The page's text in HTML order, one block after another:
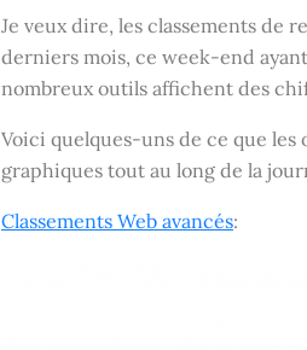
Je veux dire, les classements de
derniers mois, ce week-end
nombreux outils affichent des
Voici quelques-uns de ce que les
graphiques tout au long de la
Classements Web avancés: